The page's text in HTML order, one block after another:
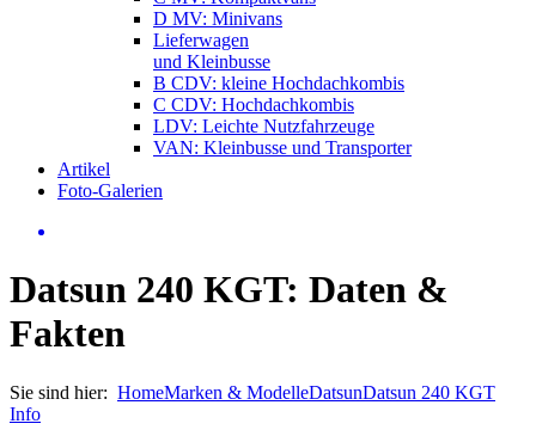
D MV: Minivans
Lieferwagen
und Kleinbusse
B CDV: kleine Hochdachkombis
C CDV: Hochdachkombis
LDV: Leichte Nutzfahrzeuge
VAN: Kleinbusse und Transporter
Artikel
Foto-Galerien
Datsun 240 KGT: Daten &
Fakten
Sie sind hier: HomeMarken & ModelleDatsunDatsun 240 KGT
Info